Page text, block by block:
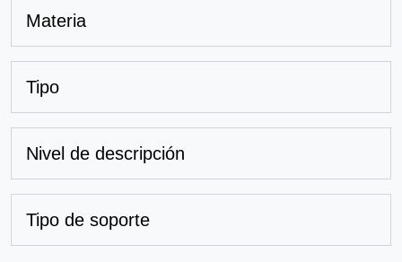
Materia
Tipo
Nivel de descripción
Tipo de soporte